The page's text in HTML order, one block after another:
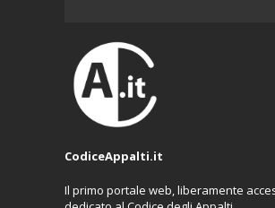
CodiceAppalti.it
Il primo portale web, liberamente